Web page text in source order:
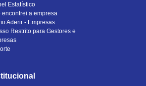
Estatístico
encontrei a empresa
Aderir - Empresas
Restrito para Gestores e